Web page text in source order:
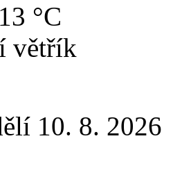
13 °C
větřík
10. 8. 2026